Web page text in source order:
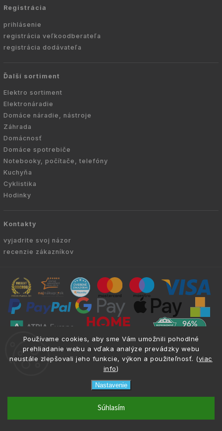
Používame cookies, aby sme Vám umožnili pohodlné
prehliadanie webu a vďaka analýze prevádzky webu
neustále zlepšovali jeho funkcie, výkon a použiteľnosť. (viac
info)
Nastavenie
Súhlasím
Registrácia
prihlásenie
registrácia veľkoodberateľa
registrácia dodávateľa
Ďalší sortiment
Elektro sortiment
Elektronáradie
Domáce náradie, nástroje
Záhrada
Domácnosť
Domáce spotrebiče
Notebooky, počítače, telefóny
Kuchyňa
Cyklistika
Hodinky
Kontakty
vyjadrite svoj názor
recenzie zákazníkov
Copyright © 2010 -2026 VYKURUJEM.SK|info@atria.sk
Všetky práva vyhradené.
0917 133 662